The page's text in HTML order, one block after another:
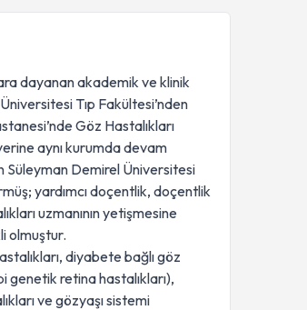
dayanan akademik ve klinik
Tıp Fakültesi’nden
Göz Hastalıkları
aynı kurumda devam
Süleyman Demirel Üniversitesi
yardımcı doçentlik, doçentlik
uzmanının yetişmesine
olmuştur.
diyabete bağlı göz
genetik retina hastalıkları),
ve gözyaşı sistemi